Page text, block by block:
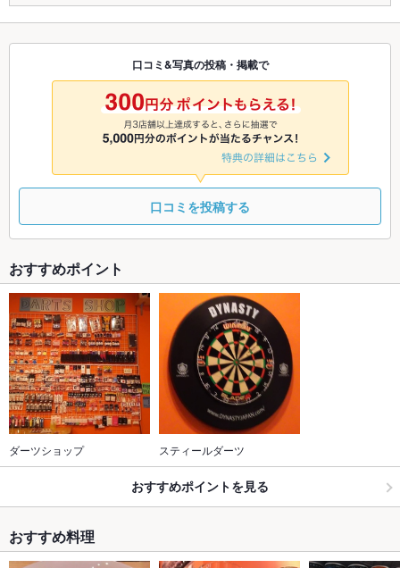
◎ ◎ ◎ ◎ ◎ ◎ ◎
8/31 9/1 9/2
◎
9/3
◎
9/4
◎
9/5 9/6
9/9
◎ ◎ ◎ ◎
口コミ&写真の投稿・掲載で
口コミを投稿する
おすすめポイント
ダーツショップ スティールダーツ
おすすめポイントを見る
おすすめ料理